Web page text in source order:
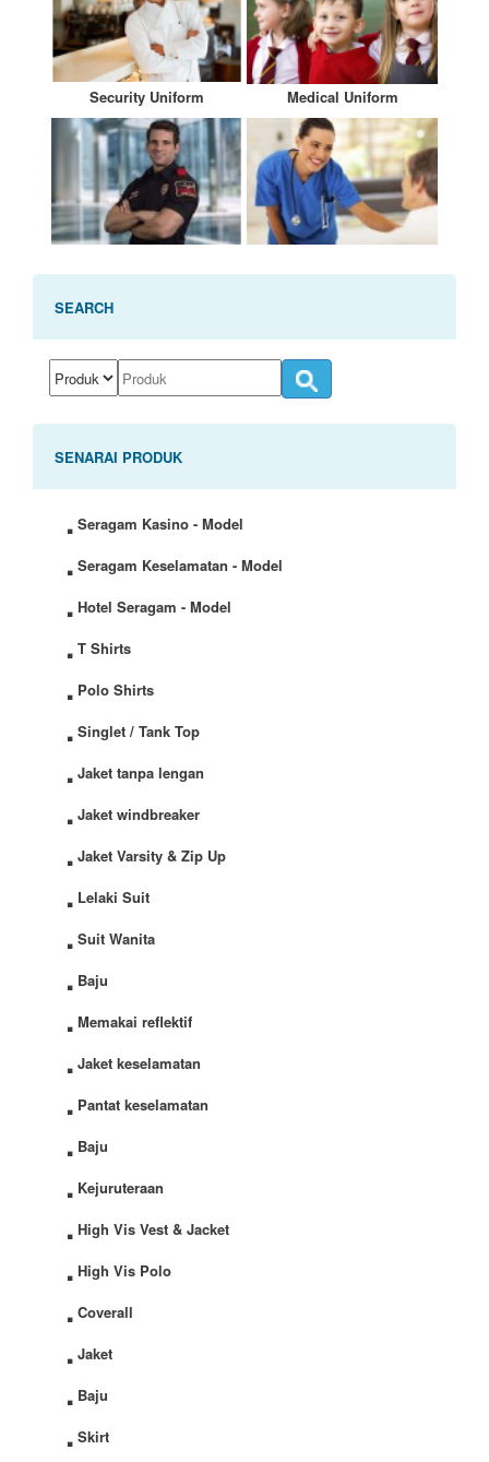
Security Uniform Medical Uniform
SEARCH
SENARAI PRODUK
. Seragam Kasino - Model
. Seragam Keselamatan - Model
. Hotel Seragam - Model
. T Shirts
. Polo Shirts
. Singlet / Tank Top
. Jaket tanpa lengan
. Jaket windbreaker
. Jaket Varsity & Zip Up
. Lelaki Suit
. Suit Wanita
. Baju
. Memakai reflektif
. Jaket keselamatan
. Pantat keselamatan
. Baju
. Kejuruteraan
. High Vis Vest & Jacket
. High Vis Polo
. Coverall
. Jaket
. Baju
. Skirt